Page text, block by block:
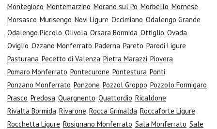
Montegioco Montemarzino Morano sul Po Morbello Mornese
Morsasco Murisengo Novi Ligure Occimiano Odalengo Grande
Odalengo Piccolo Olivola Orsara Bormida Ottiglio Ovada
Oviglio Ozzano Monferrato Paderna Pareto Parodi Ligure
Pasturana Pecetto di Valenza Pietra Marazzi Piovera
Pomaro Monferrato Pontecurone Pontestura Ponti
Ponzano Monferrato Ponzone Pozzol Groppo Pozzolo Formigaro
Prasco Predosa Quargnento Quattordio Ricaldone
Rivalta Bormida Rivarone Rocca Grimalda Roccaforte Ligure
Rocchetta Ligure Rosignano Monferrato Sala Monferrato Sale